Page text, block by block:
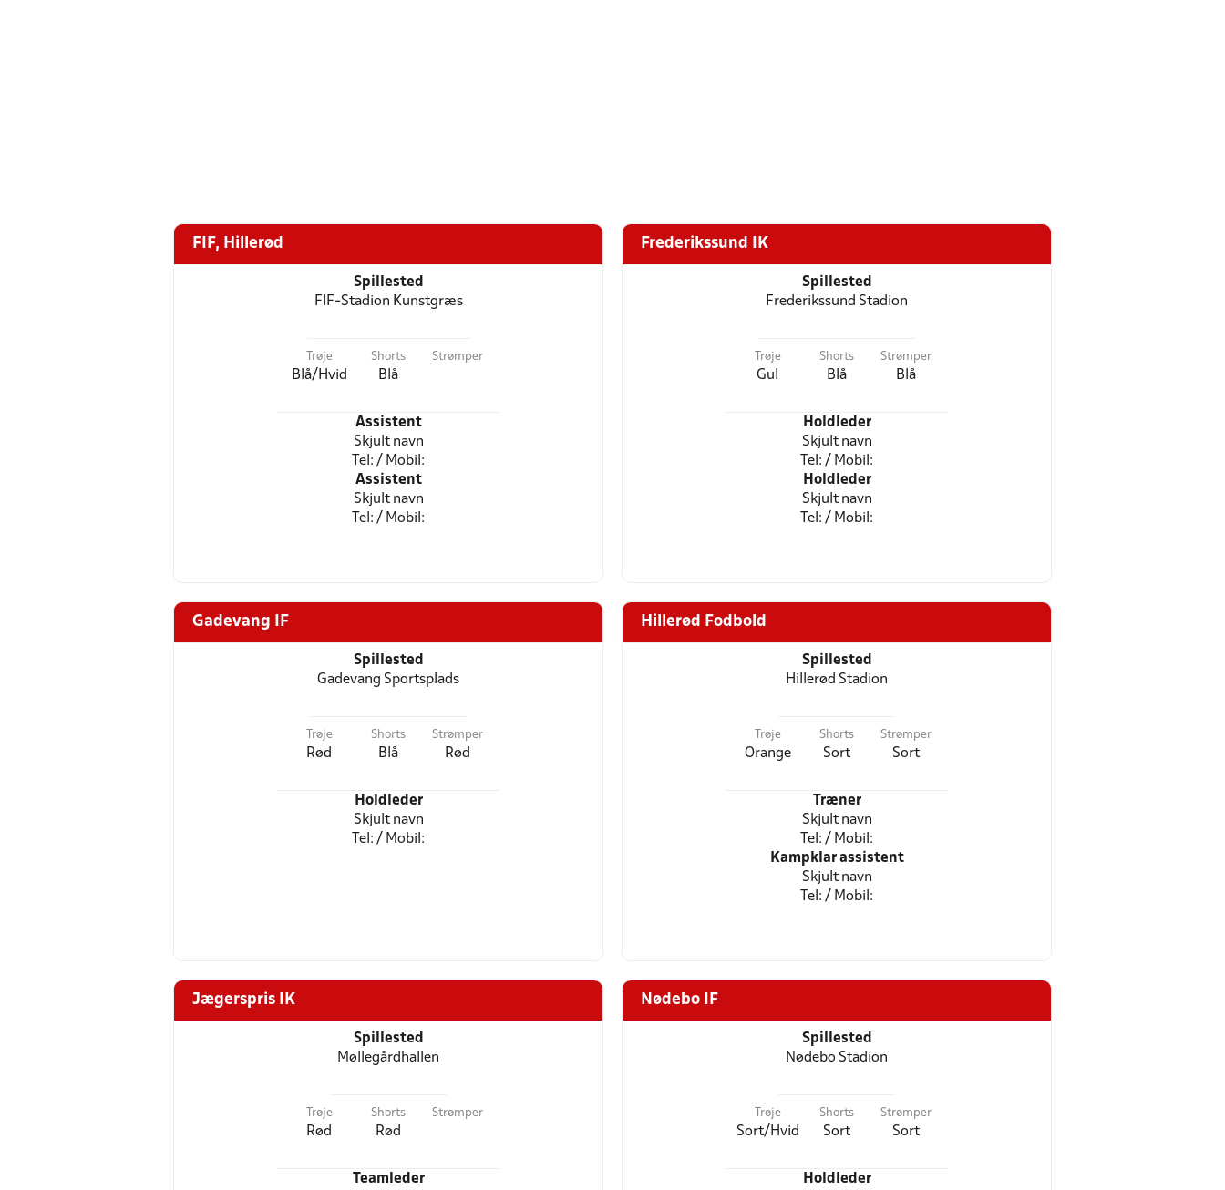
FIF, Hillerød
Spillested
FIF-Stadion Kunstgræs
Trøje
Blå/Hvid
Shorts
Blå
Strømper
Assistent
Skjult navn
Tel: / Mobil:
Assistent
Skjult navn
Tel: / Mobil:
Frederikssund IK
Spillested
Frederikssund Stadion
Trøje
Gul
Shorts
Blå
Strømper
Blå
Holdleder
Skjult navn
Tel: / Mobil:
Holdleder
Skjult navn
Tel: / Mobil:
Gadevang IF
Spillested
Gadevang Sportsplads
Trøje
Rød
Shorts
Blå
Strømper
Rød
Holdleder
Skjult navn
Tel: / Mobil:
Hillerød Fodbold
Spillested
Hillerød Stadion
Trøje
Orange
Shorts
Sort
Strømper
Sort
Træner
Skjult navn
Tel: / Mobil:
Kampklar assistent
Skjult navn
Tel: / Mobil:
Jægerspris IK
Spillested
Møllegårdhallen
Trøje
Rød
Shorts
Rød
Strømper
Teamleder
Nødebo IF
Spillested
Nødebo Stadion
Trøje
Sort/Hvid
Shorts
Sort
Strømper
Sort
Holdleder